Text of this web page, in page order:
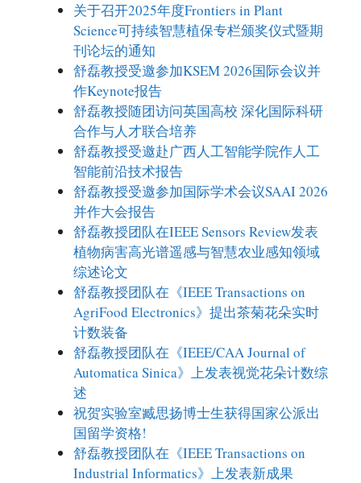
关于召开2025年度Frontiers in Plant
Science可持续智慧植保专栏颁奖仪式暨期
刊论坛的通知
舒磊教授受邀参加KSEM 2026国际会议并
作Keynote报告
舒磊教授随团访问英国高校 深化国际科研
合作与人才联合培养
舒磊教授受邀赴广西人工智能学院作人工
智能前沿技术报告
舒磊教授受邀参加国际学术会议SAAI 2026
并作大会报告
舒磊教授团队在IEEE Sensors Review发表
植物病害高光谱遥感与智慧农业感知领域
综述论文
舒磊教授团队在《IEEE Transactions on
AgriFood Electronics》提出茶菊花朵实时
计数装备
舒磊教授团队在《IEEE/CAA Journal of
Automatica Sinica》上发表视觉花朵计数综
述
祝贺实验室臧思扬博士生获得国家公派出
国留学资格!
舒磊教授团队在《IEEE Transactions on
Industrial Informatics》上发表新成果